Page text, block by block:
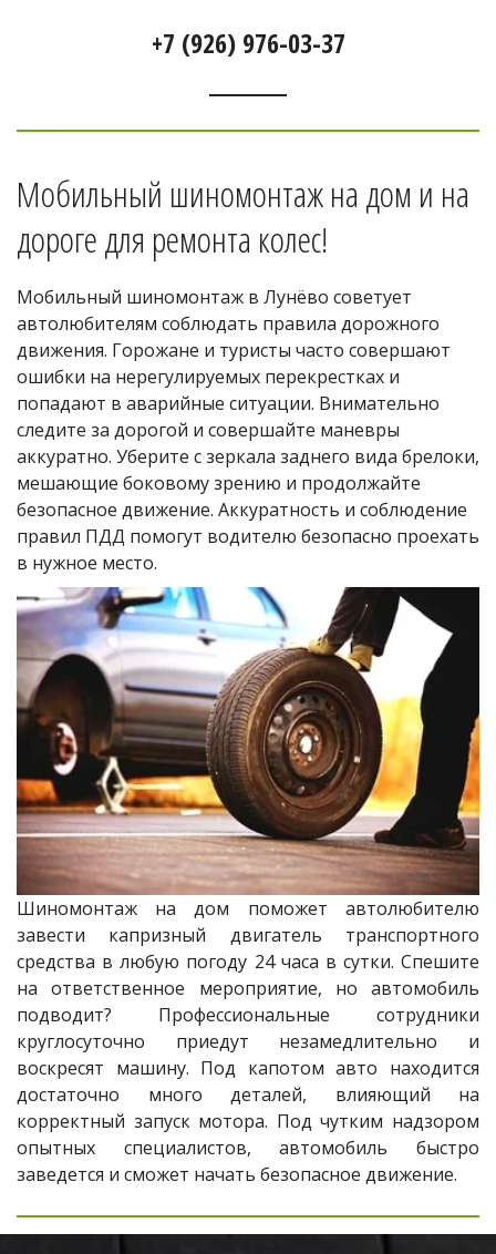
+7 (926) 976-03-37
Мобильный шиномонтаж на дом и на
дороге для ремонта колес!
Мобильный шиномонтаж в Лунёво советует
автолюбителям соблюдать правила дорожного
движения. Горожане и туристы часто совершают
ошибки на нерегулируемых перекрестках и
попадают в аварийные ситуации. Внимательно
следите за дорогой и совершайте маневры
аккуратно. Уберите с зеркала заднего вида брелоки,
мешающие боковому зрению и продолжайте
безопасное движение. Аккуратность и соблюдение
правил ПДД помогут водителю безопасно проехать
в нужное место.
Шиномонтаж на дом поможет автолюбителю
завести капризный двигатель транспортного
средства в любую погоду 24 часа в сутки. Спешите
на ответственное мероприятие, но автомобиль
подводит? Профессиональные сотрудники
круглосуточно приедут незамедлительно и
воскресят машину. Под капотом авто находится
достаточно много деталей, влияющий на
корректный запуск мотора. Под чутким надзором
опытных специалистов, автомобиль быстро
заведется и сможет начать безопасное движение.